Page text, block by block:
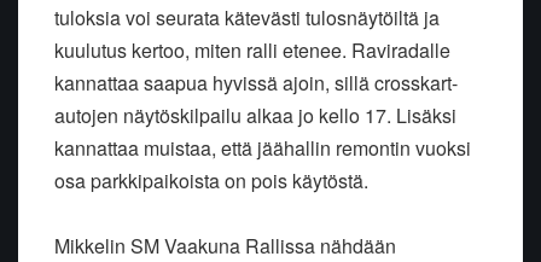
tuloksia voi seurata kätevästi tulosnäytöiltä ja
kuulutus kertoo, miten ralli etenee. Raviradalle
kannattaa saapua hyvissä ajoin, sillä crosskart-
autojen näytöskilpailu alkaa jo kello 17. Lisäksi
kannattaa muistaa, että jäähallin remontin vuoksi
osa parkkipaikoista on pois käytöstä.
Mikkelin SM Vaakuna Rallissa nähdään